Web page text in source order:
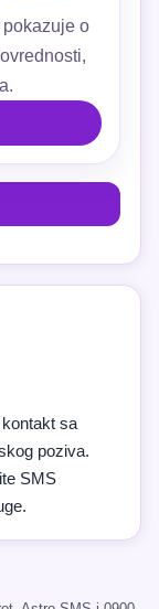
o
sa
poziva.
SMS